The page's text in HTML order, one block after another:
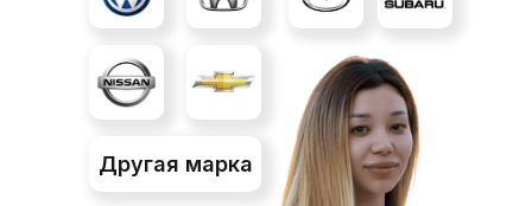
Другая марка